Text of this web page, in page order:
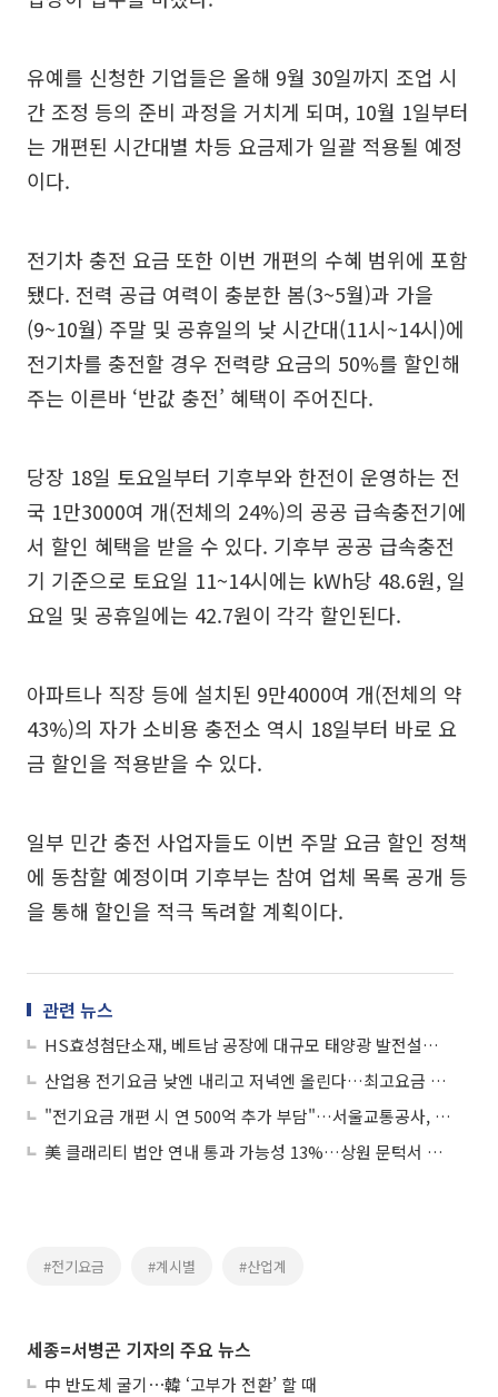
유예를 신청한 기업들은 올해 9월 30일까지 조업 시
간 조정 등의 준비 과정을 거치게 되며, 10월 1일부터
는 개편된 시간대별 차등 요금제가 일괄 적용될 예정
이다.
전기차 충전 요금 또한 이번 개편의 수혜 범위에 포함
됐다. 전력 공급 여력이 충분한 봄(3~5월)과 가을
(9~10월) 주말 및 공휴일의 낮 시간대(11시~14시)에
전기차를 충전할 경우 전력량 요금의 50%를 할인해
주는 이른바 ‘반값 충전’ 혜택이 주어진다.
당장 18일 토요일부터 기후부와 한전이 운영하는 전
국 1만3000여 개(전체의 24%)의 공공 급속충전기에
서 할인 혜택을 받을 수 있다. 기후부 공공 급속충전
기 기준으로 토요일 11~14시에는 kWh당 48.6원, 일
요일 및 공휴일에는 42.7원이 각각 할인된다.
아파트나 직장 등에 설치된 9만4000여 개(전체의 약
43%)의 자가 소비용 충전소 역시 18일부터 바로 요
금 할인을 적용받을 수 있다.
일부 민간 충전 사업자들도 이번 주말 요금 할인 정책
에 동참할 예정이며 기후부는 참여 업체 목록 공개 등
을 통해 할인을 적극 독려할 계획이다.
관련 뉴스
HS효성첨단소재, 베트남 공장에 대규모 태양광 발전설비 구축
산업용 전기요금 낮엔 내리고 저녁엔 올린다…최고요금 15.4원 인하
"전기요금 개편 시 연 500억 추가 부담"…서울교통공사, '철도용 전기요금제' 도입 촉구
美 클래리티 법안 연내 통과 가능성 13%…상원 문턱서 제동
#전기요금 #계시별 #산업계
세종=서병곤 기자의 주요 뉴스
中 반도체 굴기⋯韓 ‘고부가 전환’ 할 때